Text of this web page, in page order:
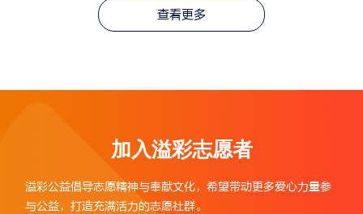
查看更多
加入溢彩志愿者
溢彩公益倡导志愿精神与奉献文化，希望带动更多爱心力量参
与公益，打造充满活力的志愿社群。